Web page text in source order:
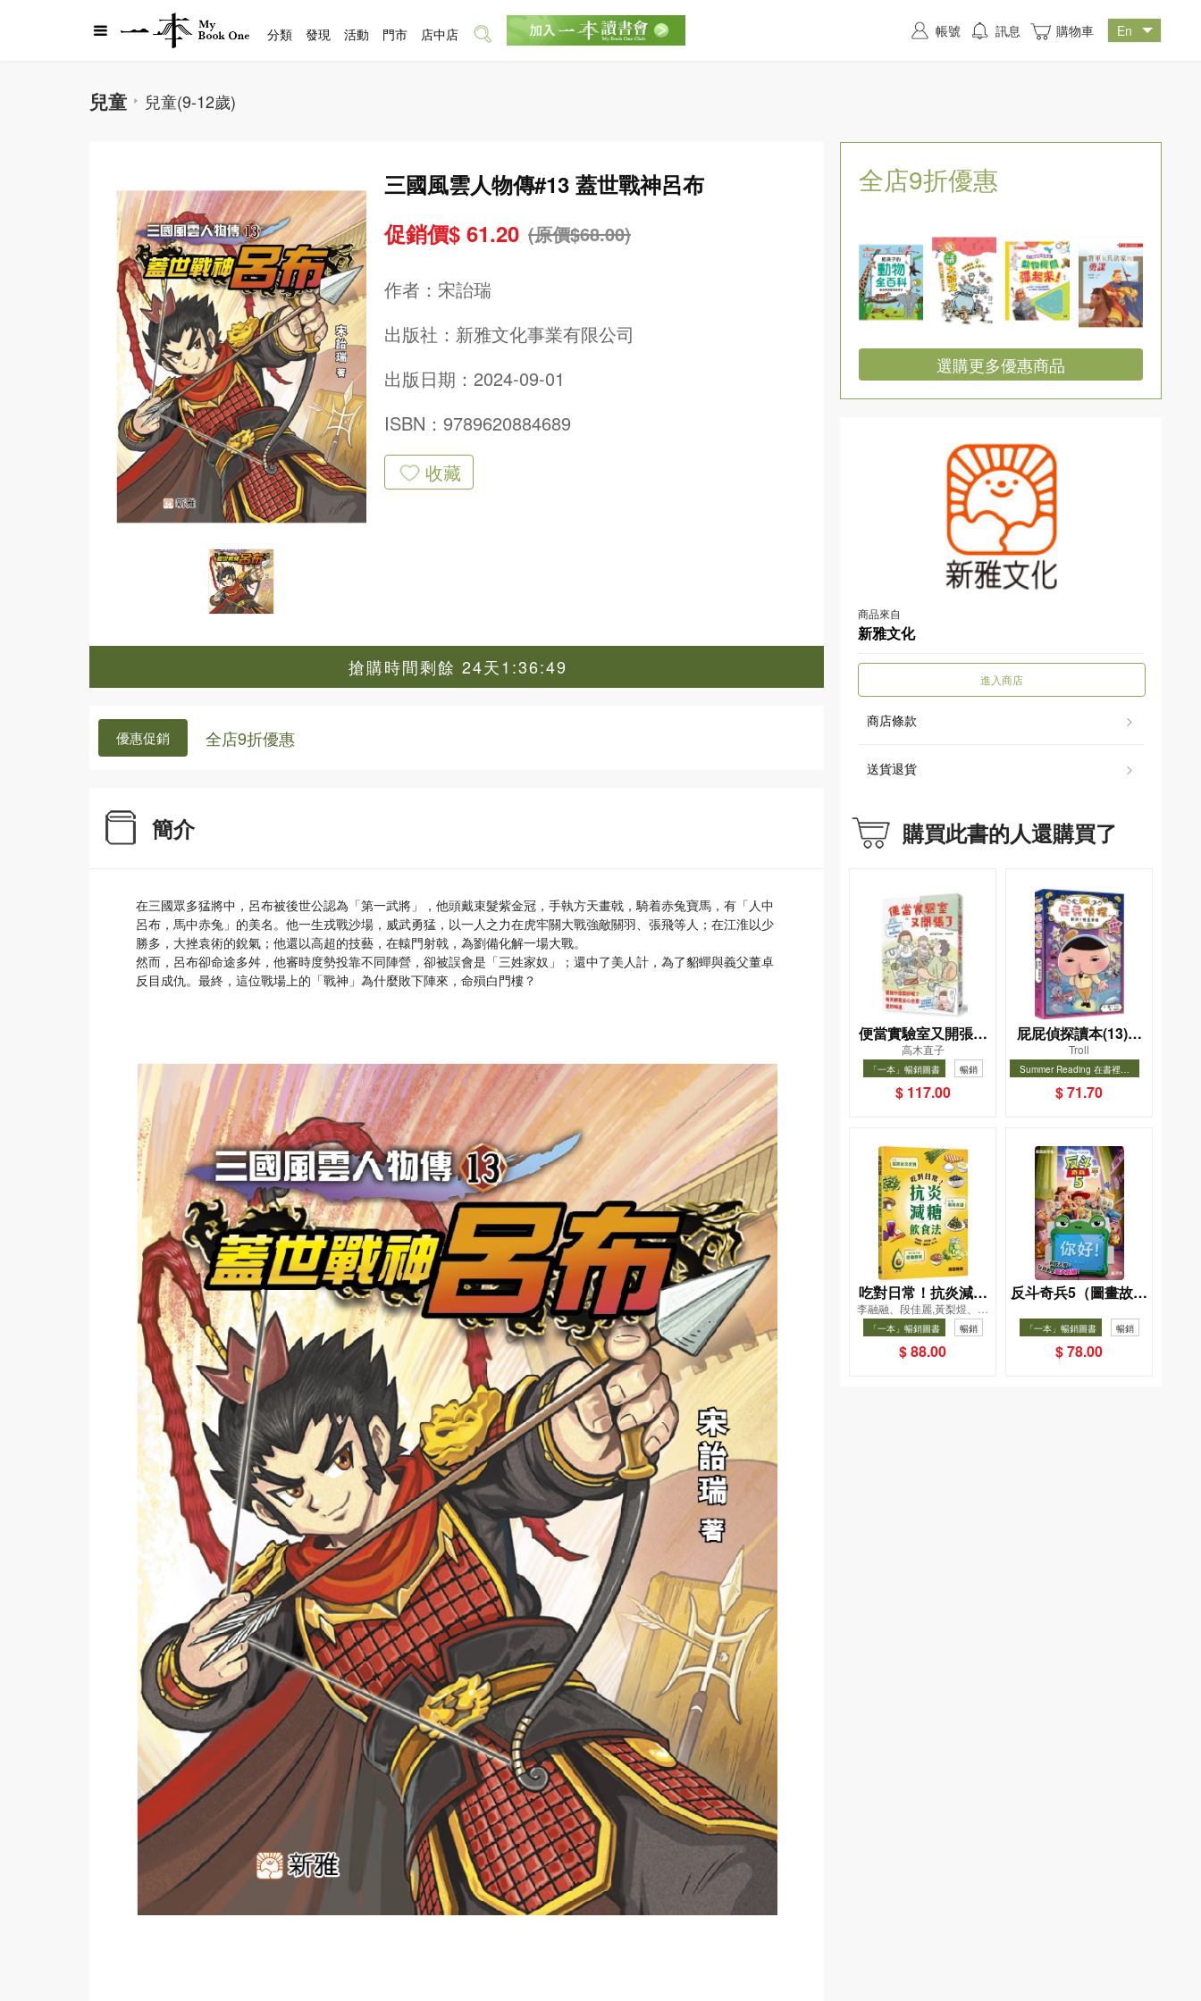
兒童 兒童(9-12歲)
三國風雲人物傳#13 蓋世戰神呂布
促銷價$ 61.20 (原價$68.00)
作者： 宋詒瑞
出版社： 新雅文化事業有限公司
出版日期：2024-09-01
ISBN：9789620884689
收藏
搶購時間剩餘 24天1:36:48
優惠促銷 全店9折優惠
簡介
在三國眾多猛將中，呂布被後世公認為「第一武將」，他頭戴束髮紫金冠，手執方天畫戟，騎着赤兔寶馬，有「人中
呂布，馬中赤兔」的美名。他一生戎戰沙場，威武勇猛，以一人之力在虎牢關大戰強敵關羽、張飛等人；在江淮以少
勝多，大挫袁術的銳氣；他還以高超的技藝，在轅門射戟，為劉備化解一場大戰。
然而，呂布卻命途多舛，他審時度勢投靠不同陣營，卻被誤會是「三姓家奴」；還中了美人計，為了貂蟬與義父董卓
反目成仇。最終，這位戰場上的「戰神」為什麼敗下陣來，命殞白門樓？
全店9折優惠
選購更多優惠商品
商品來自
新雅文化
進入商店
商店條款
送貨退貨
購買此書的人還購買了
便當實驗室又開張了
——日日和特別日的
菜單挑戰記
高木直子
「一本」暢銷圖書 暢銷
$ 117.00
屁屁偵探讀本(13)－
－對決！怪盜學院
（星星篇）
Troll
Summer Reading 在書裡度
選圖書67折
暢銷
$ 71.70
吃對日常！抗炎減糖
飲食法
李融融、段佳麗,黃梨煜、顧
凱辰
「一本」暢銷圖書 暢銷
$ 88.00
反斗奇兵5（圖畫故事
版）
「一本」暢銷圖書 暢銷
$ 78.00
分類 發現 活動 門市 店中店 帳號 訊息 購物車